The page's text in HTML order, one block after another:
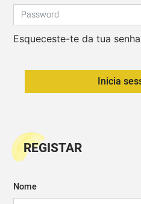
Esqueceste-te da tua
Inicia
REGISTAR
Nome